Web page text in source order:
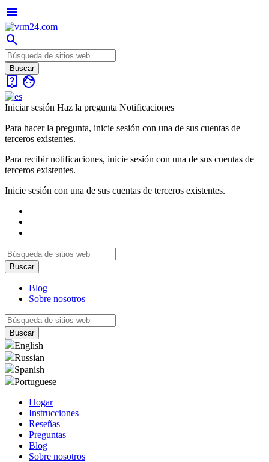
menu
search
live_help face
Iniciar sesión Haz la pregunta Notificaciones
Para hacer la pregunta, inicie sesión con una de sus cuentas de
terceros existentes.
Para recibir notificaciones, inicie sesión con una de sus cuentas de
terceros existentes.
Inicie sesión con una de sus cuentas de terceros existentes.
Blog
Sobre nosotros
English
Russian
Spanish
Portuguese
Hogar
Instrucciones
Reseñas
Preguntas
Blog
Sobre nosotros